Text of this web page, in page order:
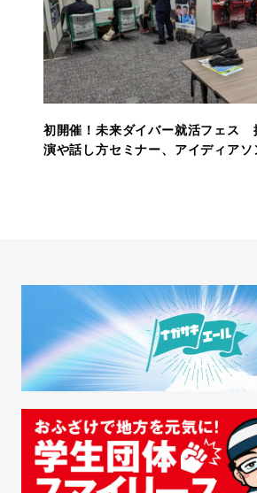
初開催！未来ダイバー就活フェス
演や話し方セミナー、アイディア